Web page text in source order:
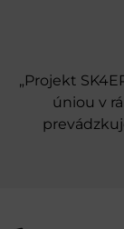
„Projekt
úniou v